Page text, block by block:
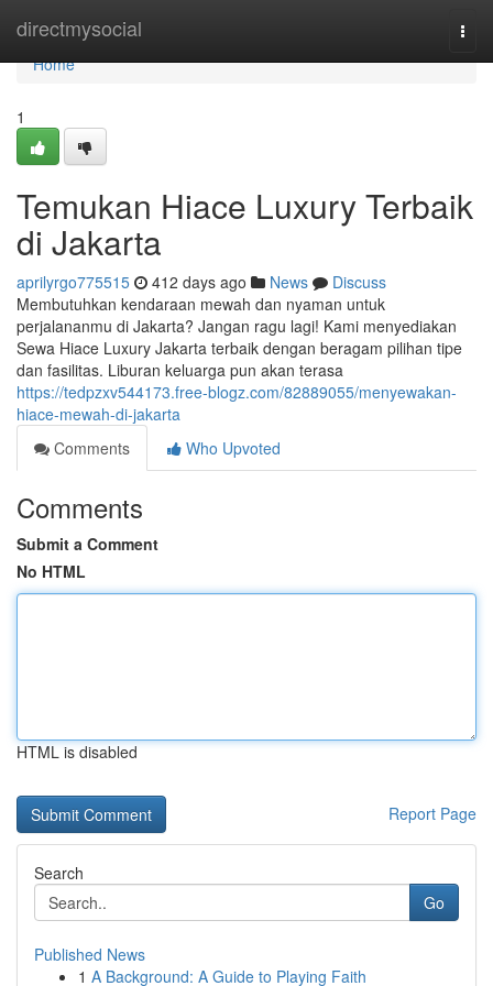
directmysocial
Home
Home
1
Temukan Hiace Luxury Terbaik
di Jakarta
aprilyrgo775515 412 days ago News
Discuss
Membutuhkan kendaraan mewah dan nyaman untuk
perjalananmu di Jakarta? Jangan ragu lagi! Kami menyediakan
Sewa Hiace Luxury Jakarta terbaik dengan beragam pilihan tipe
dan fasilitas. Liburan keluarga pun akan terasa
https://tedpzxv544173.free-blogz.com/82889055/menyewakan-
hiace-mewah-di-jakarta
Comments
Who Upvoted
Comments
Submit a Comment
No HTML
HTML is disabled
Report Page
Search
Go
Published News
1 A Background: A Guide to Playing Faith